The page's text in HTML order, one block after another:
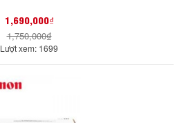
1,690,000₫
1,750,000₫
Lượt xem: 1699